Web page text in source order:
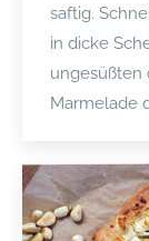
saftig.
in dicke
ungesüßten
Marmelade